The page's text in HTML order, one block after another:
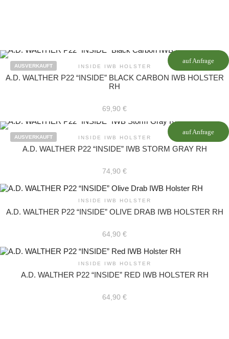
auf Anfrage
AUSVERKAUFT INSIDE IWB HOLSTER
A.D. WALTHER P22 “INSIDE” BLACK CARBON IWB HOLSTER
RH
69,90 €
auf Anfrage
AUSVERKAUFT INSIDE IWB HOLSTER
A.D. WALTHER P22 “INSIDE” IWB STORM GRAY RH
74,90 €
INSIDE IWB HOLSTER
A.D. WALTHER P22 “INSIDE” OLIVE DRAB IWB HOLSTER RH
64,90 €
INSIDE IWB HOLSTER
A.D. WALTHER P22 “INSIDE” RED IWB HOLSTER RH
64,90 €